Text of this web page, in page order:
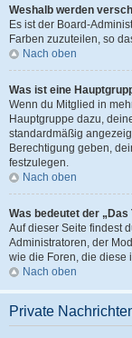
Weshalb werden
Es ist der Board-
Farben zuzuteilen, so
Nach oben
Was ist eine
Wenn du Mitglied in
Hauptgruppe dazu,
standardmäßig
Berechtigung geben,
festzulegen.
Nach oben
Was bedeutet der
Auf dieser Seite findest
Administratoren, der
wie die Foren, die diese
Nach oben
Private